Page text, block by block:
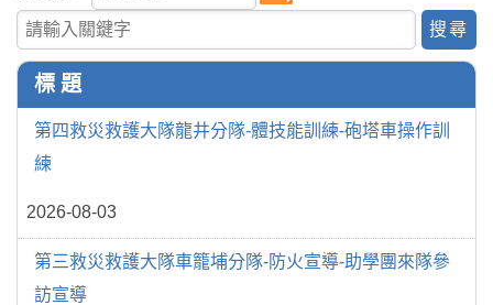
關鍵字查詢
標 題
第四救災救護大隊龍井分隊-體技能訓練-砲塔車操作訓
練
2026-08-03
第三救災救護大隊車籠埔分隊-防火宣導-助學團來隊參
訪宣導